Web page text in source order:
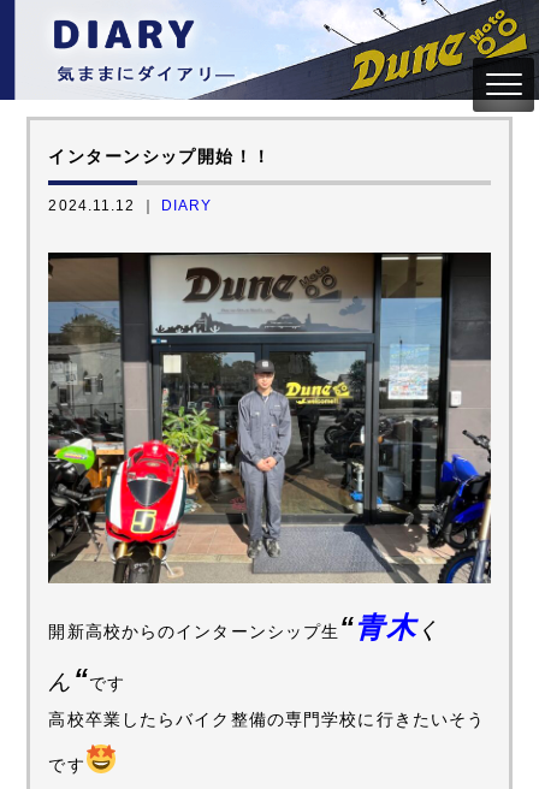
インターンシップ開始！！
2024.11.12 ｜ DIARY
開新高校からのインターンシップ生 “青木く
ん “です
高校卒業したらバイク整備の専門学校に行きたいそう
です